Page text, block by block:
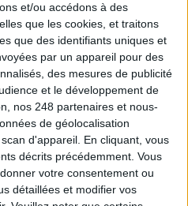
et/ou accédons à des
que les cookies, et traitons
que des identifiants uniques et
par un appareil pour des
des mesures de publicité
et le développement de
nos 248 partenaires et nous-
de géolocalisation
d'appareil. En cliquant, vous
décrits précédemment. Vous
votre consentement ou
détaillées et modifier vos
oublié ?
de compte?
les articles
mon CV